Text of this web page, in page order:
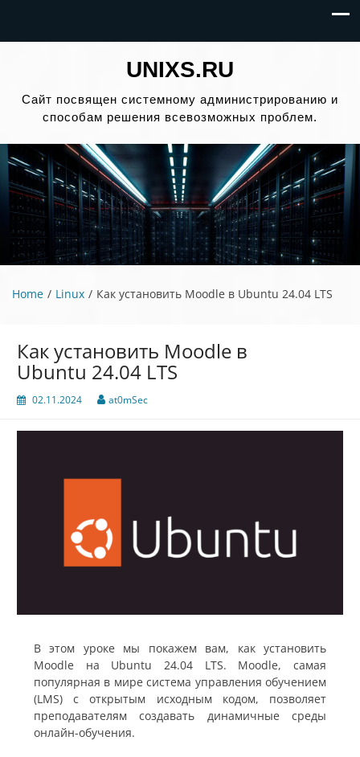
UNIXS.RU
Сайт посвящен системному администрированию и
способам решения всевозможных проблем.
Home Linux Как установить Moodle в Ubuntu 24.04 LTS
Как установить Moodle в
Ubuntu 24.04 LTS
02.11.2024 at0mSec
В этом уроке мы покажем вам, как установить
Moodle на Ubuntu 24.04 LTS. Moodle, самая
популярная в мире система управления обучением
(LMS) с открытым исходным кодом, позволяет
преподавателям создавать динамичные среды
онлайн-обучения.